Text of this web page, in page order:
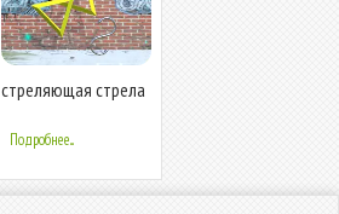
стреляющая стрела
Подробнее...